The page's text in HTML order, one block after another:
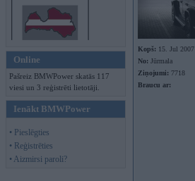
Online
Pašreiz BMWPower skatās 117
viesi un 3 reģistrēti lietotāji.
Ienākt BMWPower
• Pieslēgties
• Reģistrēties
• Aizmirsi paroli?
Kopš: 15. Jul 2007
No: Jūrmala
Ziņojumi: 7718
Braucu ar: